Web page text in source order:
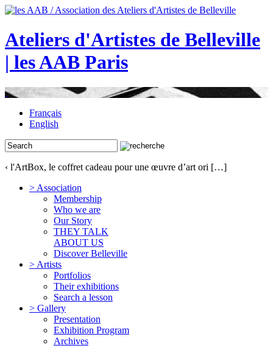
Ateliers d'Artistes de Belleville
| les AAB Paris
Français
English
‹ l'ArtBox, le coffret cadeau pour une œuvre d’art ori […]
> Association
Membership
Who we are
Our Story
THEY TALK
ABOUT US
Discover Belleville
> Artists
Portfolios
Their exhibitions
Search a lesson
> Gallery
Presentation
Exhibition Program
Archives